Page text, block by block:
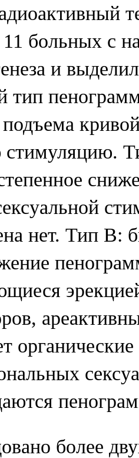
11 больных с
и
тип
подъема
стимуляцию.
нет. Тип В:
более